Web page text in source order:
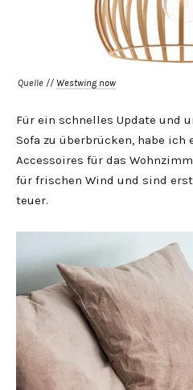
Quelle // Westwing now
Für ein schnelles Update und
Sofa zu überbrücken, habe ich
Accessoires für das
für frischen Wind und sind
teuer.